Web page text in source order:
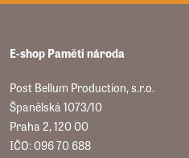
E-shop Paměti národa
Post Bellum Production, s.r.o.
Španělská 1073/10
Praha 2, 120 00
IČO: 096 70 688